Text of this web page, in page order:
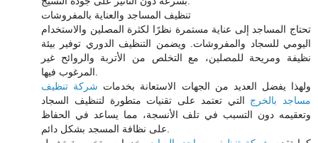
تنظيف المساجد والعناية بالمفروشات
تحتاج المساجد إلى عناية مستمرة نظرًا لكثرة المصلين والاستخدام
اليومي للسجاد والمفروشات. ويضمن التنظيف الدوري توفير بيئة
نظيفة ومريحة للمصلين، مع التخلص من الأتربة والروائح غير
ولهذا يفضل العديد من الجهات الاستعانة بخدمات شركة تنظيف
مساجد بالخرج التي تعتمد على تقنيات متطورة لتنظيف السجاد
وتعقيمه دون التسبب في تلف الأنسجة، مما يساعد في الحفاظ